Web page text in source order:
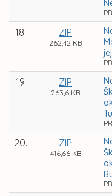
18. ZIP
262,42 KB
19. ZIP
263,6 KB
20. ZIP
416,66 KB